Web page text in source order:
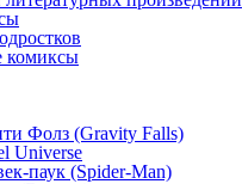
комиксы
Фолз (Gravity Falls)
Universe
паук (Spider-Man)